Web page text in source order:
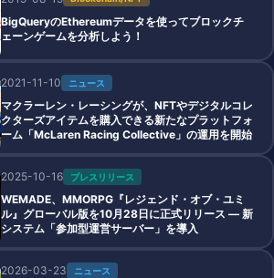
BigQueryのEthereumデータを使ってブロックチ
ェーンゲームを分析しよう！
2021-11-10 ニュース
マクラーレン・レーシングが、NFTやデジタルコレ
クターズアイテムを購入できる新たなプラットフォ
ーム「McLaren Racing Collective」の運用を開始
2025-10-16 プレスリリース
WEMADE、MMORPG『レジェンド・オブ・ユミ
ル』グローバル版を10月28日に正式リリース ― 新
システム「参加型運営サーバー」を導入
2026-03-23 ニュース